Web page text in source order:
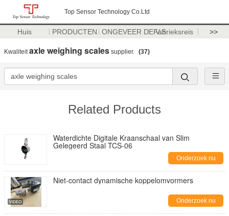
Top Sensor Technology Co.Ltd
Huis PRODUCTEN ONGEVEER DE V.S.Fabrieksreis >>
Kwaliteitaxle weighing scales supplier. (37)
Related Products
Waterdichte Digitale Kraanschaal van Slim
Gelegeerd Staal TCS-06
Onderzoek nu
Niet-contact dynamische koppelomvormers
Onderzoek nu